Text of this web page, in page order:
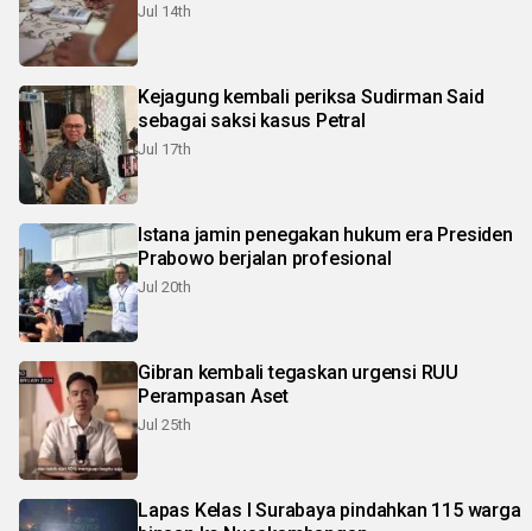
Jul 14th
Kejagung kembali periksa Sudirman Said
sebagai saksi kasus Petral
Jul 17th
Istana jamin penegakan hukum era Presiden
Prabowo berjalan profesional
Jul 20th
Gibran kembali tegaskan urgensi RUU
Perampasan Aset
Jul 25th
Lapas Kelas I Surabaya pindahkan 115 warga